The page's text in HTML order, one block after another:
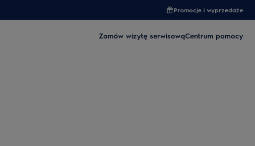
Promocje i wyprzedaże
Zamów wizytę serwisowąCentrum pomocy